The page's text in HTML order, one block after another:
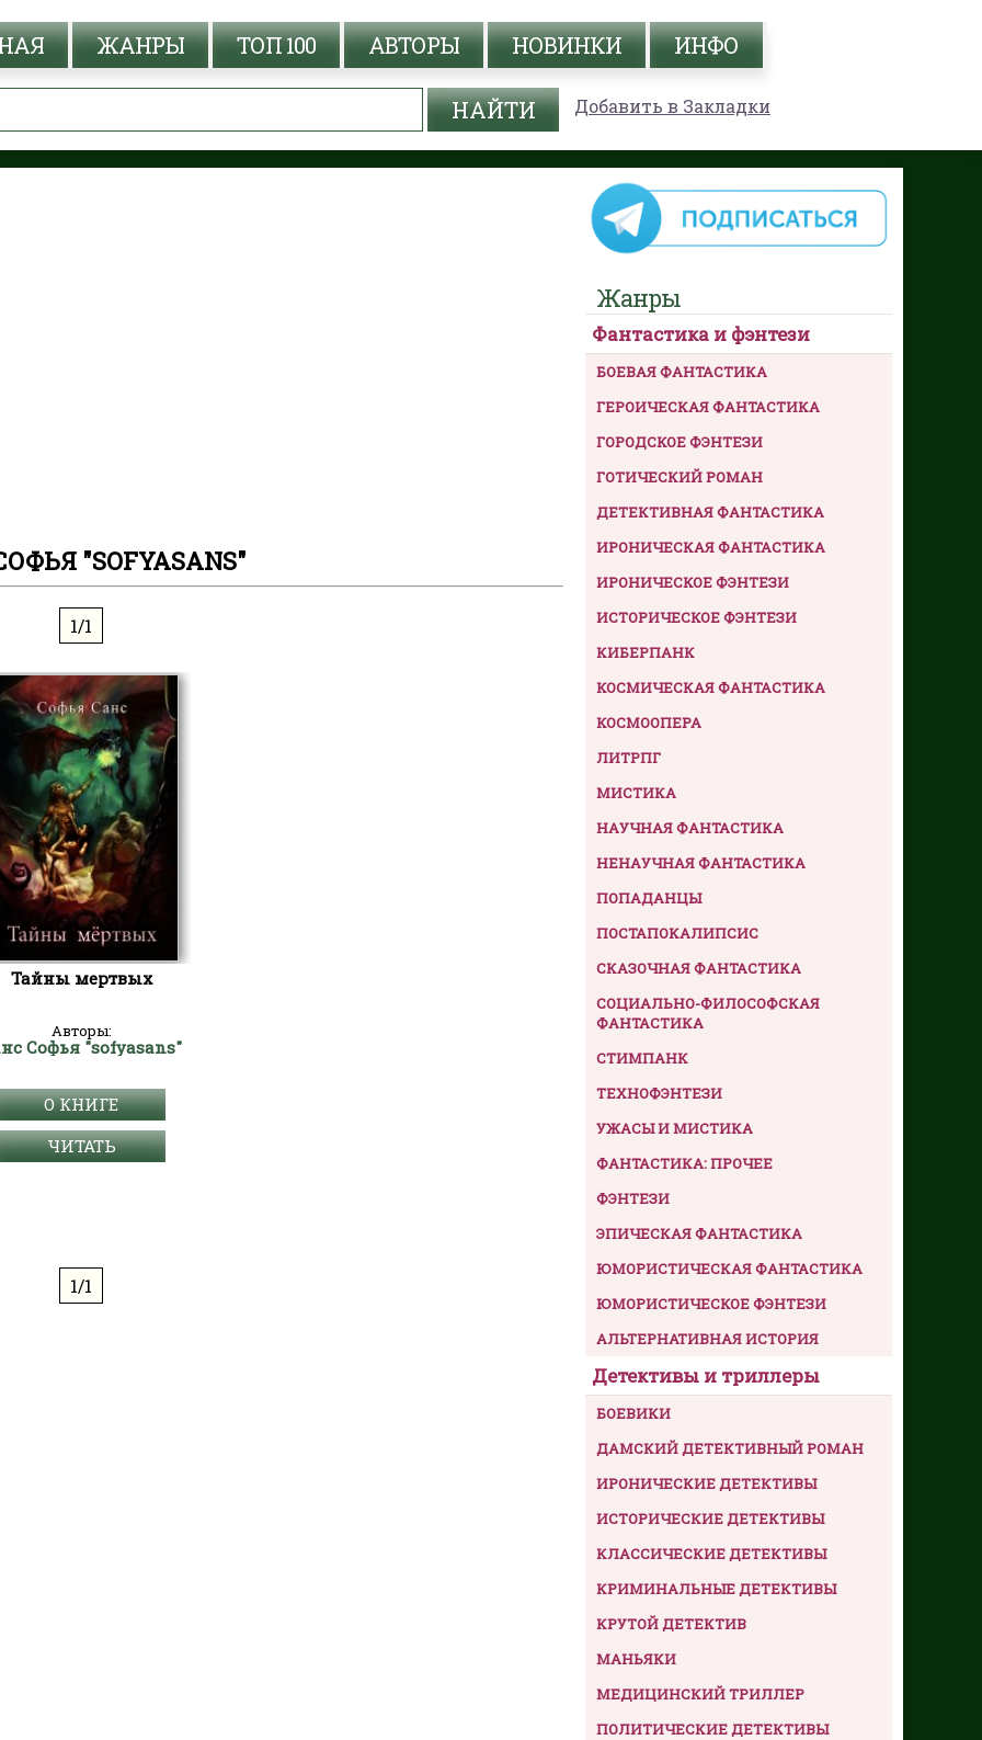
ЖАНРЫ ТОП 100 АВТОРЫ НОВИНКИ ИНФО
Добавить в Закладки
"SOFYASANS"
1/1
Тайны мертвых
Авторы:
Софья "sofyasans"
О КНИГЕ
ЧИТАТЬ
1/1
Жанры
Фантастика и фэнтези
БОЕВАЯ ФАНТАСТИКА
ГЕРОИЧЕСКАЯ ФАНТАСТИКА
ГОРОДСКОЕ ФЭНТЕЗИ
ГОТИЧЕСКИЙ РОМАН
ДЕТЕКТИВНАЯ ФАНТАСТИКА
ИРОНИЧЕСКАЯ ФАНТАСТИКА
ИРОНИЧЕСКОЕ ФЭНТЕЗИ
ИСТОРИЧЕСКОЕ ФЭНТЕЗИ
КИБЕРПАНК
КОСМИЧЕСКАЯ ФАНТАСТИКА
КОСМООПЕРА
ЛИТРПГ
МИСТИКА
НАУЧНАЯ ФАНТАСТИКА
НЕНАУЧНАЯ ФАНТАСТИКА
ПОПАДАНЦЫ
ПОСТАПОКАЛИПСИС
СКАЗОЧНАЯ ФАНТАСТИКА
СОЦИАЛЬНО-ФИЛОСОФСКАЯ
ФАНТАСТИКА
СТИМПАНК
ТЕХНОФЭНТЕЗИ
УЖАСЫ И МИСТИКА
ФАНТАСТИКА: ПРОЧЕЕ
ФЭНТЕЗИ
ЭПИЧЕСКАЯ ФАНТАСТИКА
ЮМОРИСТИЧЕСКАЯ ФАНТАСТИКА
ЮМОРИСТИЧЕСКОЕ ФЭНТЕЗИ
АЛЬТЕРНАТИВНАЯ ИСТОРИЯ
Детективы и триллеры
БОЕВИКИ
ДАМСКИЙ ДЕТЕКТИВНЫЙ РОМАН
ИРОНИЧЕСКИЕ ДЕТЕКТИВЫ
ИСТОРИЧЕСКИЕ ДЕТЕКТИВЫ
КЛАССИЧЕСКИЕ ДЕТЕКТИВЫ
КРИМИНАЛЬНЫЕ ДЕТЕКТИВЫ
КРУТОЙ ДЕТЕКТИВ
МАНЬЯКИ
МЕДИЦИНСКИЙ ТРИЛЛЕР
ПОЛИТИЧЕСКИЕ ДЕТЕКТИВЫ